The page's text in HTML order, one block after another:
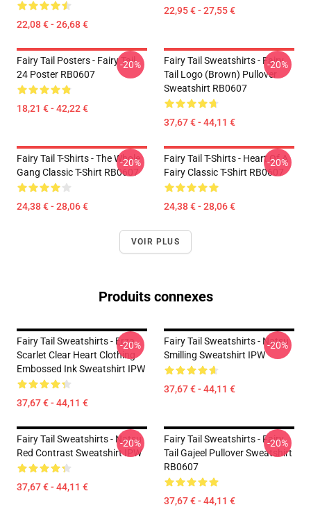
22,08 € - 26,68 €
22,95 € - 27,55 €
Fairy Tail Posters - Fairy Tail
24 Poster RB0607
18,21 € - 42,22 €
-20%
Fairy Tail Sweatshirts - Fairy
Tail Logo (Brown) Pullover
Sweatshirt RB0607
37,67 € - 44,11 €
-20%
Fairy Tail T-Shirts - The Whole
Gang Classic T-Shirt RB0607
24,38 € - 28,06 €
-20%
Fairy Tail T-Shirts - Heart Of A
Fairy Classic T-Shirt RB0607
24,38 € - 28,06 €
-20%
VOIR PLUS
Produits connexes
Fairy Tail Sweatshirts - Erza
Scarlet Clear Heart Clothing
Embossed Ink Sweatshirt IPW
37,67 € - 44,11 €
-20%
Fairy Tail Sweatshirts - Natsu
Smilling Sweatshirt IPW
37,67 € - 44,11 €
-20%
Fairy Tail Sweatshirts - Natsu
Red Contrast Sweatshirt IPW
37,67 € - 44,11 €
-20%
Fairy Tail Sweatshirts - Fairy
Tail Gajeel Pullover Sweatshirt
RB0607
37,67 € - 44,11 €
-20%